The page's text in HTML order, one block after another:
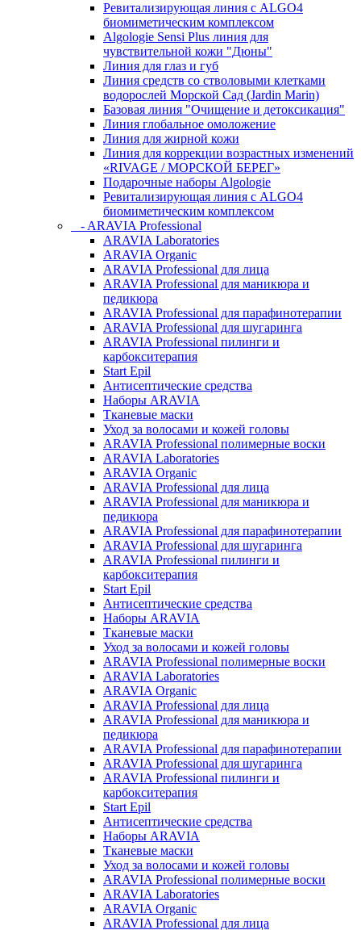
Ревитализирующая линия с ALGO4
биомиметическим комплексом
Algologie Sensi Plus линия для
чувcтвительной кожи "Дюны"
Линия для глаз и губ
Линия средств со стволовыми клетками
водорослей Морской Сад (Jardin Marin)
Базовая линия "Очищение и детоксикация"
Линия глобальное омоложение
Линия для жирной кожи
Линия для коррекции возрастных изменений
«RIVAGE / МОРСКОЙ БЕРЕГ»
Подарочные наборы Algologie
Ревитализирующая линия с ALGO4
биомиметическим комплексом
- ARAVIA Professional
ARAVIA Laboratories
ARAVIA Organic
ARAVIA Professional для лица
ARAVIA Professional для маникюра и
педикюра
ARAVIA Professional для парафинотерапии
ARAVIA Professional для шугаринга
ARAVIA Professional пилинги и
карбокситерапия
Start Epil
Антисептические средства
Наборы ARAVIA
Тканевые маски
Уход за волосами и кожей головы
ARAVIA Professional полимерные воски
ARAVIA Laboratories
ARAVIA Organic
ARAVIA Professional для лица
ARAVIA Professional для маникюра и
педикюра
ARAVIA Professional для парафинотерапии
ARAVIA Professional для шугаринга
ARAVIA Professional пилинги и
карбокситерапия
Start Epil
Антисептические средства
Наборы ARAVIA
Тканевые маски
Уход за волосами и кожей головы
ARAVIA Professional полимерные воски
ARAVIA Laboratories
ARAVIA Organic
ARAVIA Professional для лица
ARAVIA Professional для маникюра и
педикюра
ARAVIA Professional для парафинотерапии
ARAVIA Professional для шугаринга
ARAVIA Professional пилинги и
карбокситерапия
Start Epil
Антисептические средства
Наборы ARAVIA
Тканевые маски
Уход за волосами и кожей головы
ARAVIA Professional полимерные воски
ARAVIA Laboratories
ARAVIA Organic
ARAVIA Professional для лица